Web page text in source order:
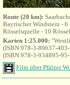
Route (20 km):
Bayrischer Windstein - 6
Rösselsquelle - 10
Karten 1:25.000:
(ISBN 978-3-89637-
(ISBN 978-3-934895-
Film über Pfälzer